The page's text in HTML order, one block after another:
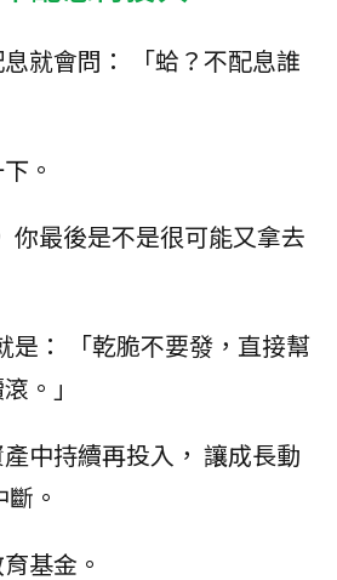
就會問： 「蛤？不配息誰
。
你最後是不是很可能又拿去
是： 「乾脆不要發，直接幫
。」
中持續再投入， 讓成長動
。
基金。